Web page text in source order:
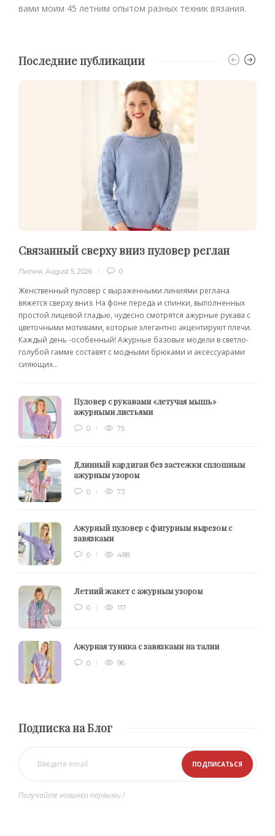
вами моим 45 летним опытом разных техник вязания.
Последние публикации
Связанный сверху вниз пуловер реглан
Лилия August 5, 2026 0
Женственный пуловер с выраженными линиями реглана
вяжется сверху вниз. На фоне переда и спинки, выполненных
простой лицевой гладью, чудесно смотрятся ажурные рукава с
цветочными мотивами, которые элегантно акцентируют плечи.
Каждый день -особенный! Ажурные базовые модели в светло-
голубой гамме составят с модными брюками и аксессуарами
сияющих...
Пуловер с рукавами «летучая мышь»
ажурными листьями
0 75
Длинный кардиган без застежки сплошным
ажурным узором
0 73
Ажурный пуловер с фигурным вырезом с
завязками
0 488
Летний жакет с ажурным узором
0 117
Ажурная туника с завязками на талии
0 96
Подписка на Блог
Получайте новинки первыми !